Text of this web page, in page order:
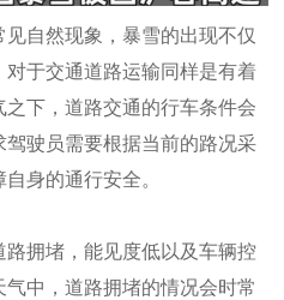
自然现象，暴雪的出现不仅
于交通道路运输同样是有着
下，道路交通的行车条件会
驶员需要根据当前的路况采
身的通行安全。
拥堵，能见度低以及车辆控
中，道路拥堵的情况会时常